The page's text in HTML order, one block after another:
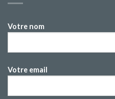
Votre nom
Votre email